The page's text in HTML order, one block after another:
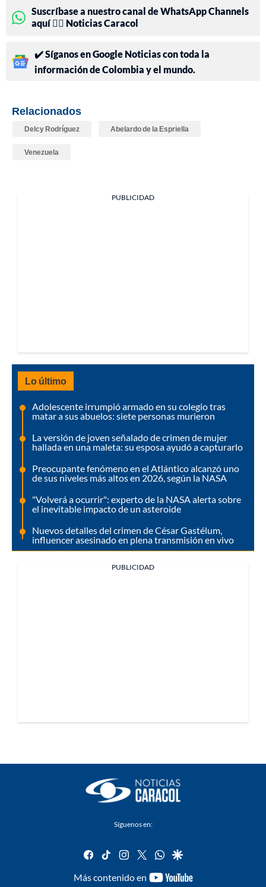
Suscríbase a nuestro canal de WhatsApp Channels
aquí 👉🏻 Noticias Caracol
✔️ Síganos en Google Noticias con toda la
información de Colombia y el mundo.
Relacionados
Delcy Rodríguez Abelardo de la Espriella
Venezuela
PUBLICIDAD
Lo último
Adolescente irrumpió armado en su colegio tras
matar a sus abuelos: siete personas murieron
La versión de joven señalado de crimen de mujer
hallada en una maleta: su esposa ayudó a capturarlo
Preocupante fenómeno en el Atlántico alcanzó uno
de sus niveles más altos en 2026, según la NASA
"Volverá a ocurrir": experto de la NASA alerta sobre
el inevitable impacto de un asteroide
Nuevos detalles del crimen de César Gastélum,
influencer asesinado en plena transmisión en vivo
PUBLICIDAD
Síguenos en:
facebook
tiktok instagram
twitterwhatsapp
google
Más contenido en
youtube-